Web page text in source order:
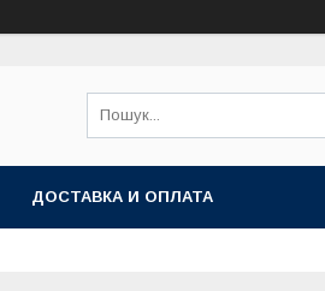
ДОСТАВКА И ОПЛАТА